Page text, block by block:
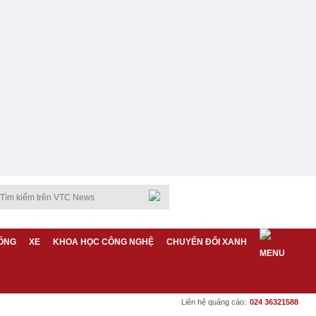
XE KHOA HỌC CÔNG NGHỆ CHUYỂN ĐỔI XANH
Liên hệ quảng cáo: 024 36321588